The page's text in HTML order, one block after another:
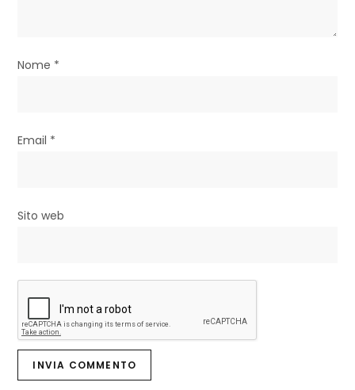
c
l
Nome *
Email *
Sito web